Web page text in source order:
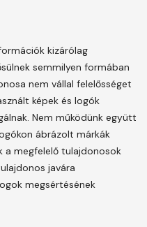
kizárólag
semmilyen formában
nem vállal felelősséget
képek és logók
Nem működünk együtt
ábrázolt márkák
a megfelelő tulajdonosok
javára
megsértésének